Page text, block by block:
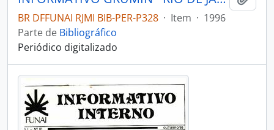
BR DFFUNAI RJMI BIB-PER-P328 · Item · 1996
Parte de Bibliográfico
Periódico digitalizado